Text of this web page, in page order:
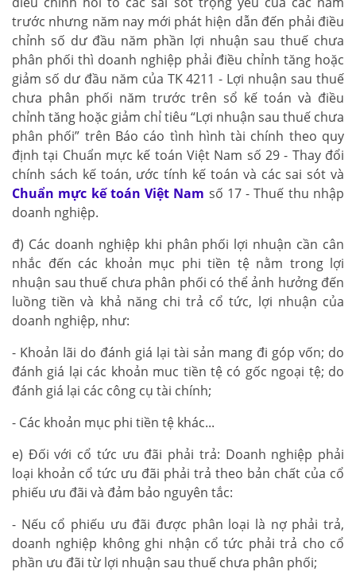
trước nhưng năm nay mới phát hiện dẫn đến phải điều
chỉnh số dư đầu năm phần lợi nhuận sau thuế chưa
phân phối thì doanh nghiệp phải điều chỉnh tăng hoặc
giảm số dư đầu năm của TK 4211 - Lợi nhuận sau thuế
chưa phân phối năm trước trên sổ kế toán và điều
chỉnh tăng hoặc giảm chỉ tiêu “Lợi nhuận sau thuế chưa
phân phối” trên Báo cáo tình hình tài chính theo quy
định tại Chuẩn mực kế toán Việt Nam số 29 - Thay đổi
chính sách kế toán, ước tính kế toán và các sai sót và
Chuẩn mực kế toán Việt Nam số 17 - Thuế thu nhập
doanh nghiệp.
đ) Các doanh nghiệp khi phân phối lợi nhuận cần cân
nhắc đến các khoản mục phi tiền tệ nằm trong lợi
nhuận sau thuế chưa phân phối có thể ảnh hưởng đến
luồng tiền và khả năng chi trả cổ tức, lợi nhuận của
doanh nghiệp, như:
- Khoản lãi do đánh giá lại tài sản mang đi góp vốn; do
đánh giá lại các khoản muc tiền tệ có gốc ngoại tệ; do
đánh giá lại các công cụ tài chính;
- Các khoản mục phi tiền tệ khác...
e) Đối với cổ tức ưu đãi phải trả: Doanh nghiệp phải
loại khoản cổ tức ưu đãi phải trả theo bản chất của cổ
phiếu ưu đãi và đảm bảo nguyên tắc:
- Nếu cổ phiếu ưu đãi được phân loại là nợ phải trả,
doanh nghiệp không ghi nhận cổ tức phải trả cho cổ
phần ưu đãi từ lợi nhuận sau thuế chưa phân phối;